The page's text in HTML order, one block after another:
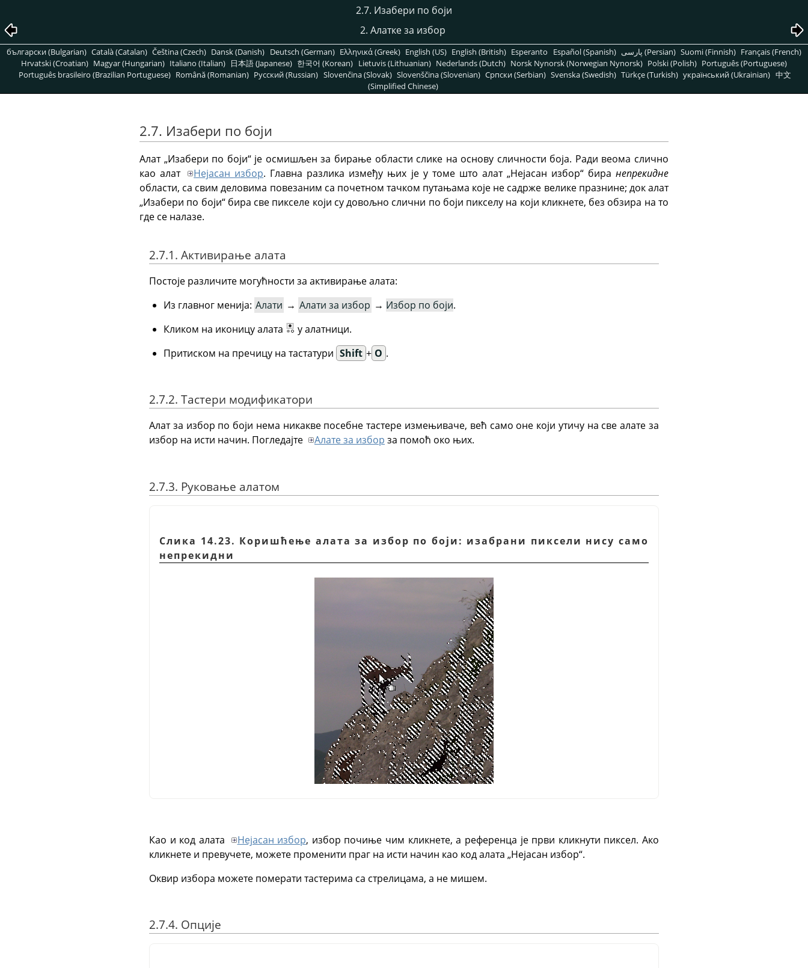
2.7. Изабери по боји
2. Алатке за избор
български (Bulgarian) Català (Catalan) Čeština (Czech) Dansk (Danish) Deutsch (German) Ελληνικά (Greek) English (US) English (British) Esperanto Español (Spanish) پارسی (Persian) Suomi (Finnish) Français (French)
Hrvatski (Croatian) Magyar (Hungarian) Italiano (Italian) 日本語 (Japanese) 한국어 (Korean) Lietuvis (Lithuanian) Nederlands (Dutch) Norsk Nynorsk (Norwegian Nynorsk) Polski (Polish) Português (Portuguese)
Português brasileiro (Brazilian Portuguese) Română (Romanian) Pусский (Russian) Slovenčina (Slovak) Slovenščina (Slovenian) Српски (Serbian) Svenska (Swedish) Türkçe (Turkish) український (Ukrainian) 中文
(Simplified Chinese)
2.7. Изабери по боји
Алат „Изабери по боји“ је осмишљен за бирање области слике на основу сличности боја. Ради веома слично
као алат
Нејасан избор. Главна разлика између њих је у томе што алат „Нејасан избор“ бира непрекидне
области, са свим деловима повезаним са почетном тачком путањама које не садрже велике празнине; док алат
„Изабери по боји“ бира све пикселе који су довољно слични по боји пикселу на који кликнете, без обзира на то
где се налазе.
2.7.1. Активирање алата
Постоје различите могућности за активирање алата:
Из главног менија: Алати → Алати за избор → Избор по боји.
Кликом на иконицу алата
у алатници.
Притиском на пречицу на тастатури Shift + O .
2.7.2. Тастери модификатори
Алат за избор по боји нема никакве посебне тастере измењиваче, већ само оне који утичу на све алате за
избор на исти начин. Погледајте
Алате за избор за помоћ око њих.
2.7.3. Руковање алатом
Слика 14.23. Коришћење алата за избор по боји: изабрани пиксели нису само
непрекидни
Као и код алата Нејасан избор, избор почиње чим кликнете, а референца је први кликнути пиксел. Ако
кликнете и превучете, можете променити праг на исти начин као код алата „Нејасан избор“.
Оквир избора можете померати тастерима са стрелицама, а не мишем.
2.7.4. Опције